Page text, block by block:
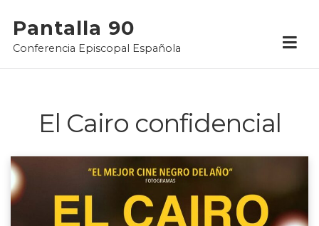
content
Pantalla 90
Conferencia Episcopal Española
El Cairo confidencial